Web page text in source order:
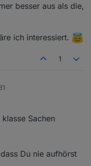
besser aus als die,
ich interessiert.
1
Sachen
Du nie aufhörst